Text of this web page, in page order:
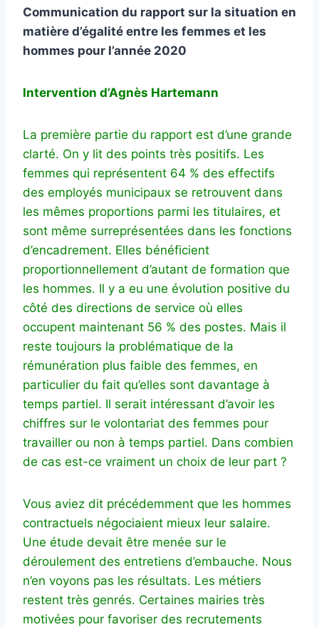
Communication du rapport sur la situation en
matière d’égalité entre les femmes et les
hommes pour l’année 2020
Intervention d’Agnès Hartemann
La première partie du rapport est d’une grande
clarté. On y lit des points très positifs. Les
femmes qui représentent 64 % des effectifs
des employés municipaux se retrouvent dans
les mêmes proportions parmi les titulaires, et
sont même surreprésentées dans les fonctions
d’encadrement. Elles bénéficient
proportionnellement d’autant de formation que
les hommes. Il y a eu une évolution positive du
côté des directions de service où elles
occupent maintenant 56 % des postes. Mais il
reste toujours la problématique de la
rémunération plus faible des femmes, en
particulier du fait qu’elles sont davantage à
temps partiel. Il serait intéressant d’avoir les
chiffres sur le volontariat des femmes pour
travailler ou non à temps partiel. Dans combien
de cas est-ce vraiment un choix de leur part ?
Vous aviez dit précédemment que les hommes
contractuels négociaient mieux leur salaire.
Une étude devait être menée sur le
déroulement des entretiens d’embauche. Nous
n’en voyons pas les résultats. Les métiers
restent très genrés. Certaines mairies très
motivées pour favoriser des recrutements